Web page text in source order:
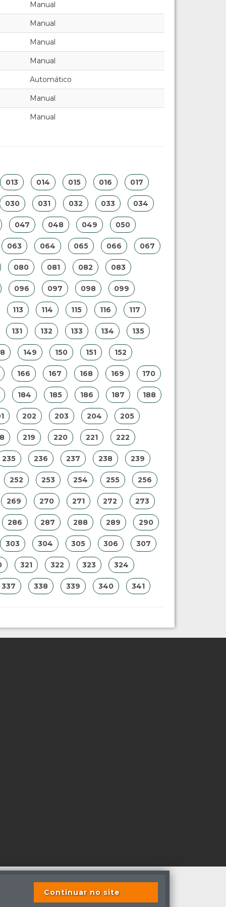
Manual
Manual
Manual
Manual
Automático
Manual
Manual
013 014 015 016 017
030 031 032 033 034
047 048 049 050
063 064 065 066 067
080 081 082 083
096 097 098 099
113 114 115 116 117
131 132 133 134 135
149 150 151 152
166 167 168 169 170
184 185 186 187 188
202 203 204 205
219 220 221 222
235 236 237 238 239
252 253 254 255 256
269 270 271 272 273
286 287 288 289 290
303 304 305 306 307
321 322 323 324
337 338 339 340 341
direitos reservados
Continuar no site